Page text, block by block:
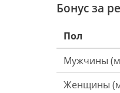
Бонус за
Пол
Мужчины
Женщины